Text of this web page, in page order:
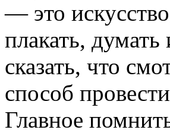
— это
плакать,
сказать, что
способ
Главное